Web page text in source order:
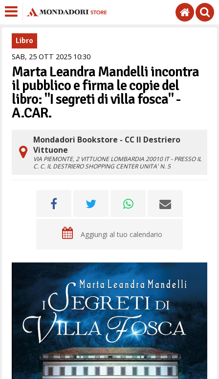
Libro
SAB, 25 OTT 2025 1030
Marta Leandra Mandelli incontra
il pubblico e firma le copie del
libro: "I segreti di villa fosca" -
A.CAR.
Mondadori Bookstore - CC Il Destriero
Vittuone
VIA PIEMONTE, 2 VITTUONE LOMBARDIA 20010 IT - PRESSO IL
C. C. IL DESTRIERO SHOPPING CENTER UNITA' N. 5
Aggiungi al tuo calendario